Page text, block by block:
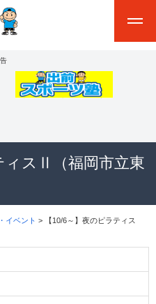
ィスⅡ（福岡市立東
イベント > 【10/6～】夜のピラティス